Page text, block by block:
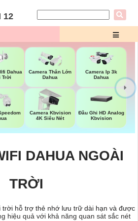
12
Dahua
Trời
Camera Thân Lớn
Dahua
Camera Ip 3k
Dahua
Camera Kbvision
4K Siêu Nét
Đầu Ghi HD Analog
Kbvision
DAHUA NGOÀI
TRỜI
trời hỗ trợ thẻ nhớ lưu trữ dài hạn và được
hiệu quả với khả năng quan sát sắc nét